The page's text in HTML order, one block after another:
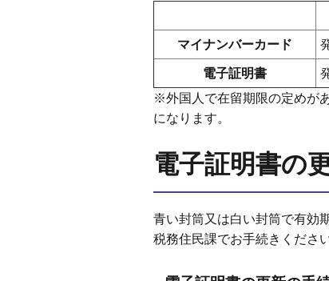
マイナンバーカード
電子証明書
※外国人で在留期限の定めが
になります。
電子証明書の
青い封筒又は白い封筒で有効
税務住民課でお手続きください